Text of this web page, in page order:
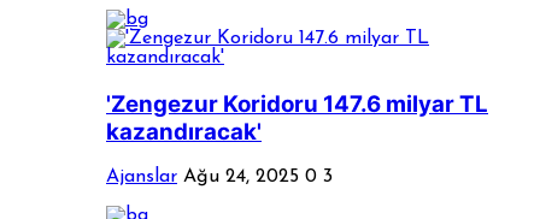
'Zengezur Koridoru 147.6 milyar TL
kazandıracak'
Ajanslar Ağu 24, 2025 0 3